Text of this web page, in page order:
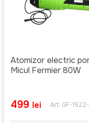
Atomizor electric
Micul Fermier 80W
499 lei Art: GF-